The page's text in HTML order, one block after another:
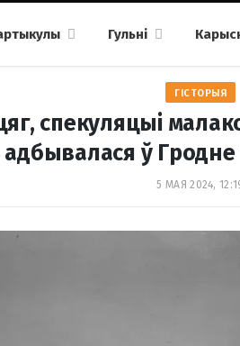
Гульні
ГІСТОРЫЯ
спекуляцыі
адбывалася ў Гродне
5 МАЯ 2024,